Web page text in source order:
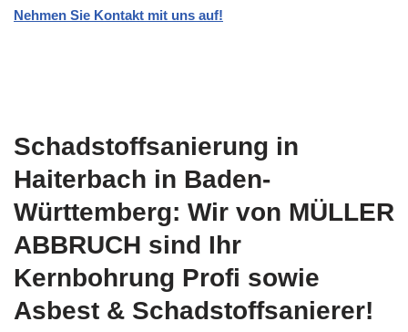
Nehmen Sie Kontakt mit uns auf!
Schadstoffsanierung in
Haiterbach in Baden-
Württemberg: Wir von MÜLLER
ABBRUCH sind Ihr
Kernbohrung Profi sowie
Asbest & Schadstoffsanierer!